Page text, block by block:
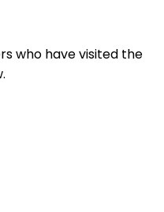
who have visited the